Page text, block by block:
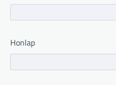
Honlap